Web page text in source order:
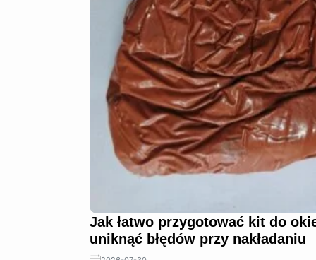
Jak łatwo przygotować kit do
uniknąć błędów przy nakładaniu